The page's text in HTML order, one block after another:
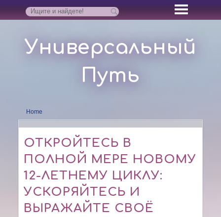
Универсальный
Путь
Home
ОТКРОЙТЕСЬ В
ПОЛНОЙ МЕРЕ НОВОМУ
12-ЛЕТНЕМУ ЦИКЛУ:
УСКОРЯЙТЕСЬ И
ВЫРАЖАЙТЕ СВОЁ